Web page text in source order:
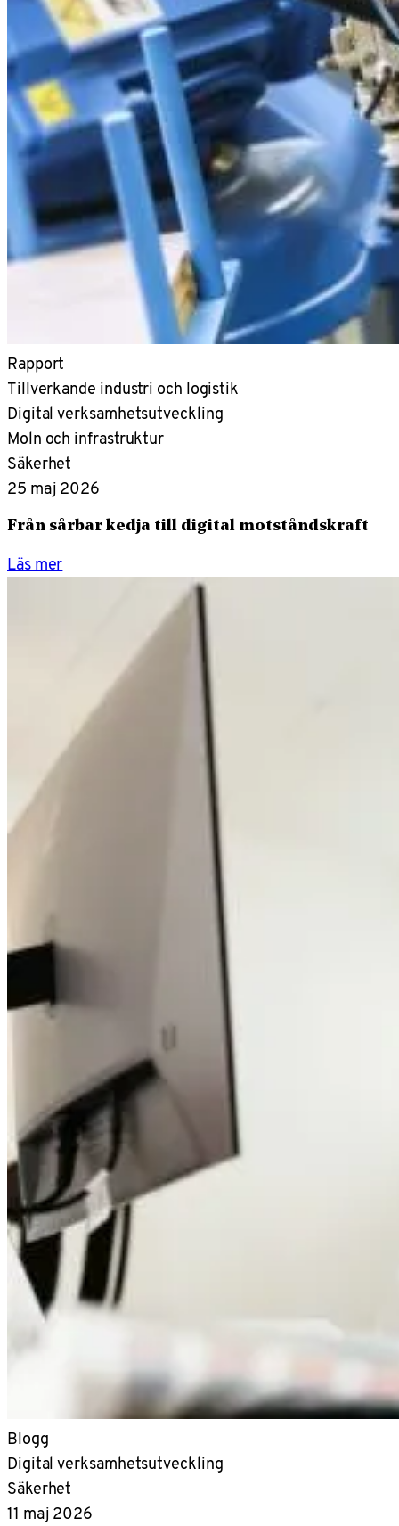
Rapport
Tillverkande industri och logistik
Digital verksamhetsutveckling
Moln och infrastruktur
Säkerhet
25 maj 2026
Från sårbar kedja till digital motståndskraft
Läs mer
Blogg
Digital verksamhetsutveckling
Säkerhet
11 maj 2026